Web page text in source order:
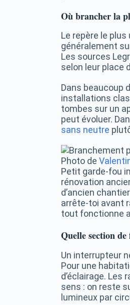
Où brancher la
Le repère le plus
généralement
Les sources
selon leur place
Dans beaucoup
installations
tombes sur un
peut évoluer.
sans neutre
Photo de
Petit garde-fou
rénovation
d’ancien
arrête-toi avant
tout fonctionne
Quelle section
Un interrupteur
Pour une
d’éclairage. Les
sens : on reste
lumineux par